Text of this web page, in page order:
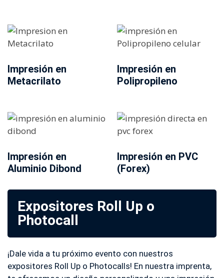
Impresión en
Metacrilato
Impresión en
Polipropileno
Impresión en
Aluminio Dibond
Impresión en PVC
(Forex)
Expositores Roll Up o
Photocall
¡Dale vida a tu próximo evento con nuestros
expositores Roll Up o Photocalls! En nuestra imprenta,